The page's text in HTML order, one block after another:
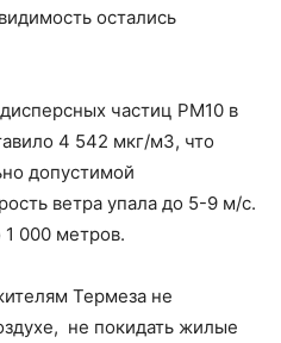
остались
частиц РМ10 в
4 542 мкг/м3, что
допустимой
ветра упала до 5-9 м/с.
000 метров.
Термеза не
не покидать жилые